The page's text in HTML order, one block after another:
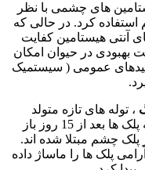
های چشمی با نظر
کرد. در حالی که
آنتی هیستامین کفایت
بهبودی در حیوان امکان
عمومی ( سیستمیک
، توله های تازه متولد
شده، شما شاهد توله هایی خواهید بود که پلک ها بعد از 15 روز باز
پلک چشم مبتلا شده اند.
پلک ها را ماساژ داده